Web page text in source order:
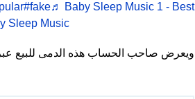
#fake♬ Baby Sleep Music 1 - Best
Sleep Music
ويعرض صاحب الحساب هذه الدمى للبيع